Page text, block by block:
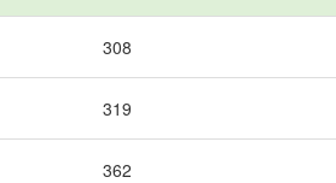
308
319
362